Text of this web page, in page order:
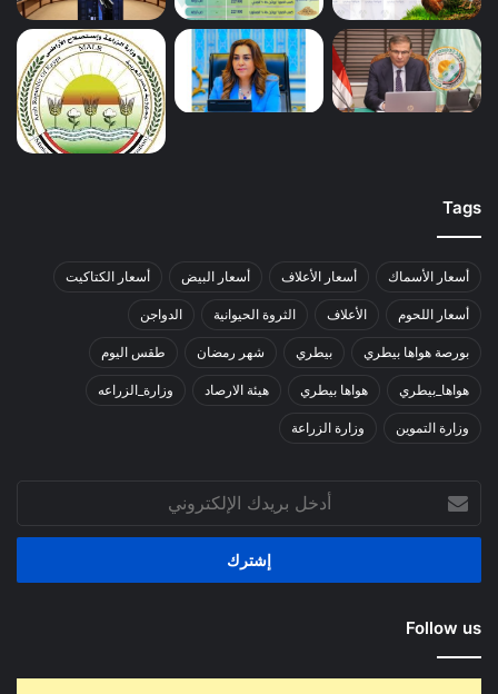
Tags
أسعار الأسماك أسعار الأعلاف أسعار البيض أسعار الكتاكيت
أسعار اللحوم الأعلاف الثروة الحيوانية الدواجن
بورصة هواها بيطري بيطري شهر رمضان طقس اليوم
هواها_بيطري هواها بيطري هيئة الارصاد وزارة_الزراعه
وزارة التموين وزارة الزراعة
بريدك
الإلكتروني
Follow us